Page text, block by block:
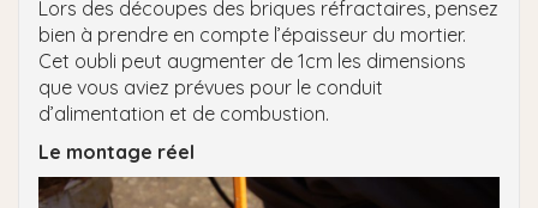
Lors des découpes des briques réfractaires, pensez
bien à prendre en compte l’épaisseur du mortier.
Cet oubli peut augmenter de 1cm les dimensions
que vous aviez prévues pour le conduit
d’alimentation et de combustion.
Le montage réel